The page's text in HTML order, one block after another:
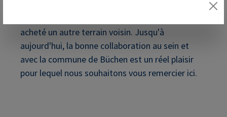
acheté un autre terrain voisin. Jusqu'à
aujourd'hui, la bonne collaboration au sein et
avec la commune de Büchen est un réel plaisir
pour lequel nous souhaitons vous remercier ici.